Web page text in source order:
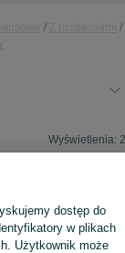
Wyświetlenia:
się z
dostęp do
w plikach
Użytkownik może